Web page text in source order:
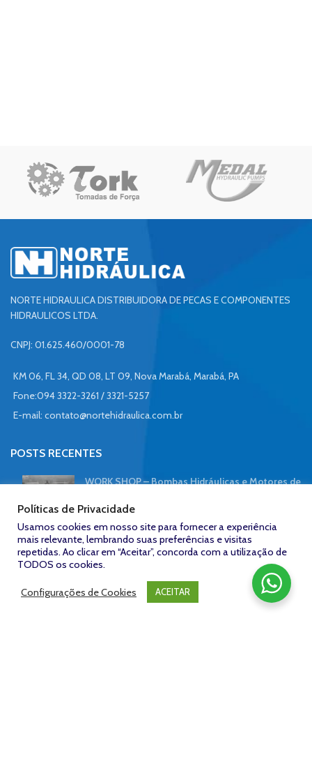
NORTE HIDRAULICA DISTRIBUIDORA DE PECAS E COMPONENTES
HIDRAULICOS LTDA.
CNPJ: 01.625.460/0001-78
KM 06, FL 34, QD 08, LT 09, Nova Marabá, Marabá, PA
Fone:094 3322-3261 / 3321-5257
E-mail: contato@nortehidraulica.com.br
POSTS RECENTES
WORK SHOP – Bombas Hidráulicas e Motores de
7 de abril de 2019
Contaminação hidráulica reduz desempenho de
tratores
8 de outubro de 2018 Sem comentários
Políticas de Privacidade
Usamos cookies em nosso site para fornecer a experiência
mais relevante, lembrando suas preferências e visitas
repetidas. Ao clicar em “Aceitar”, concorda com a utilização de
TODOS os cookies.
Configurações de Cookies ACEITAR